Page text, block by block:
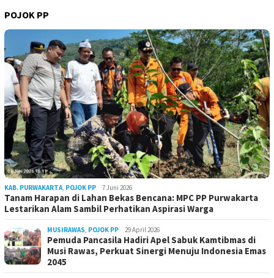
POJOK PP
KAB. PURWAKARTA, POJOK PP 7 Juni 2026
Tanam Harapan di Lahan Bekas Bencana: MPC PP Purwakarta
Lestarikan Alam Sambil Perhatikan Aspirasi Warga
MUSIRAWAS, POJOK PP 29 April 2026
Pemuda Pancasila Hadiri Apel Sabuk Kamtibmas di
Musi Rawas, Perkuat Sinergi Menuju Indonesia Emas
2045